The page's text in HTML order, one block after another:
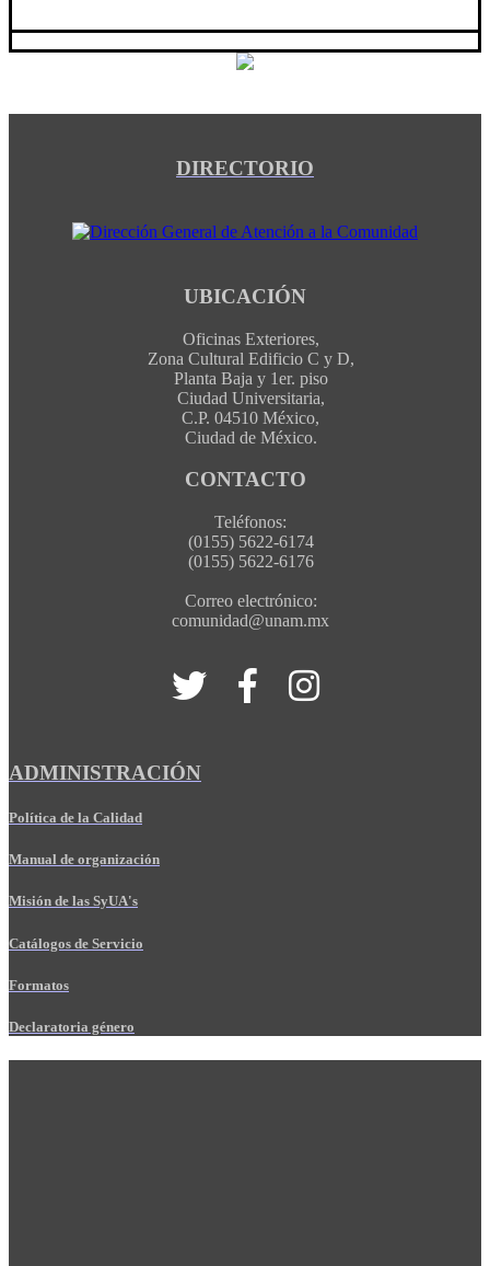
DIRECTORIO
UBICACIÓN
Oficinas Exteriores,
Zona Cultural Edificio C y D,
Planta Baja y 1er. piso
Ciudad Universitaria,
C.P. 04510 México,
Ciudad de México.
CONTACTO
Teléfonos:
(0155) 5622-6174
(0155) 5622-6176
Correo electrónico:
comunidad@unam.mx
ADMINISTRACIÓN
Política de la Calidad
Manual de organización
Misión de las SyUA's
Catálogos de Servicio
Formatos
Declaratoria género